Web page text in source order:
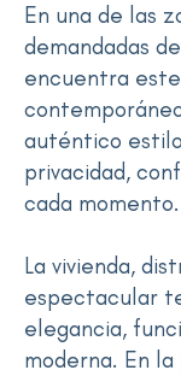
En una de las
demandadas
encuentra
auténtico
privacidad,
cada momento.
La vivienda,
espectacular
elegancia,
moderna. En